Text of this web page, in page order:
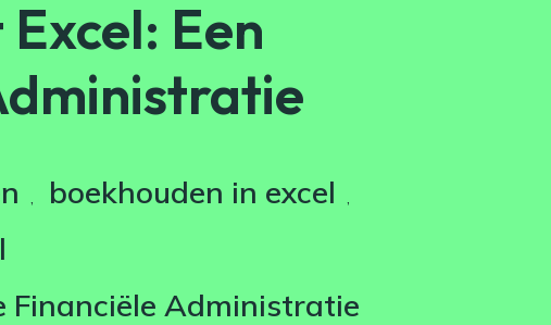
Een
, boekhouden in excel ,
Financiële Administratie